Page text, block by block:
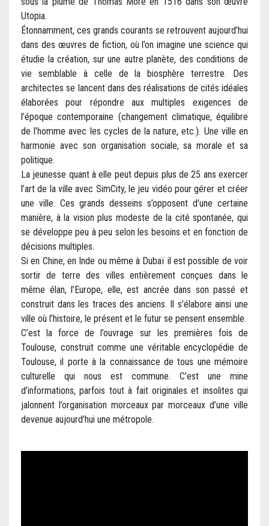
Utopia.
Étonnamment, ces grands courants se retrouvent aujourd’hui
dans des œuvres de fiction, où l’on imagine une science qui
étudie la création, sur une autre planète, des conditions de
vie semblable à celle de la biosphère terrestre. Des
architectes se lancent dans des réalisations de cités idéales
élaborées pour répondre aux multiples exigences de
l’époque contemporaine (changement climatique, équilibre
de l’homme avec les cycles de la nature, etc.). Une ville en
harmonie avec son organisation sociale, sa morale et sa
politique.
La jeunesse quant à elle peut depuis plus de 25 ans exercer
l’art de la ville avec SimCity, le jeu vidéo pour gérer et créer
une ville. Ces grands desseins s’opposent d’une certaine
manière, à la vision plus modeste de la cité spontanée, qui
se développe peu à peu selon les besoins et en fonction de
décisions multiples.
Si en Chine, en Inde ou même à Dubaï il est possible de voir
sortir de terre des villes entièrement conçues dans le
même élan, l’Europe, elle, est ancrée dans son passé et
construit dans les traces des anciens. Il s’élabore ainsi une
ville où l’histoire, le présent et le futur se pensent ensemble.
C’est la force de l’ouvrage sur les premières fois de
Toulouse, construit comme une véritable encyclopédie de
Toulouse, il porte à la connaissance de tous une mémoire
culturelle qui nous est commune. C’est une mine
d’informations, parfois tout à fait originales et insolites qui
jalonnent l’organisation morceaux par morceaux d’une ville
devenue aujourd’hui une métropole.